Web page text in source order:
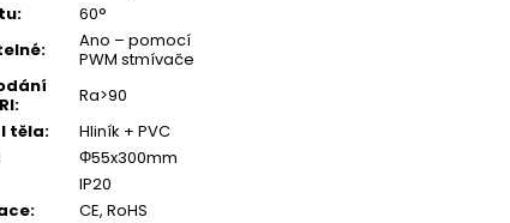
:
60°
:
Ano – pomocí
PWM stmívače
:
Ra>90
těla:
Hliník + PVC
Φ55x300mm
IP20
:
CE, RoHS